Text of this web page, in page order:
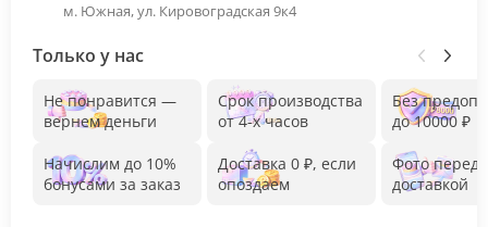
м. Южная, ул. Кировоградская 9к4
Только у нас
Не понравится —
вернем деньги
Начислим до 10%
бонусами за заказ
Срок производства
от 4-х часов
Доставка 0 ₽, если
опоздаем
Без
до 10000 ₽
Фото перед
доставкой